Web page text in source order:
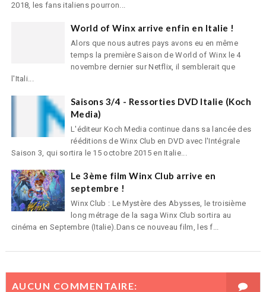
2018, les fans italiens pourron...
World of Winx arrive enfin en Italie !
Alors que nous autres pays avons eu en même
temps la première Saison de World of Winx le 4
novembre dernier sur Netflix, il semblerait que
l'Itali...
Saisons 3/4 - Ressorties DVD Italie (Koch
Media)
L'éditeur Koch Media continue dans sa lancée des
rééditions de Winx Club en DVD avec l'Intégrale
Saison 3, qui sortira le 15 octobre 2015 en Italie...
Le 3ème film Winx Club arrive en
septembre !
Winx Club : Le Mystère des Abysses, le troisième
long métrage de la saga Winx Club sortira au
cinéma en Septembre (Italie).Dans ce nouveau film, les f...
AUCUN COMMENTAIRE: